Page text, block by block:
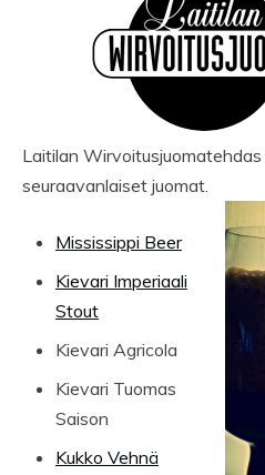
Laitilan
seuraavanlaiset juomat.
Mississippi Beer
Kievari Imperiaali
Stout
Kievari Agricola
Kievari Tuomas
Saison
Kukko Vehnä